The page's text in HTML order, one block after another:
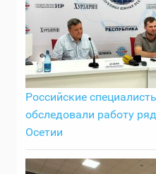
Российские
обследовали работу
Осетии